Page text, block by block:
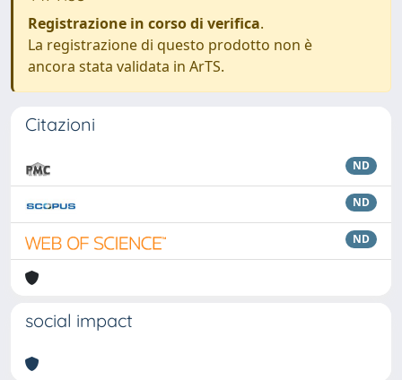
Registrazione in corso di verifica.
La registrazione di questo prodotto non è
ancora stata validata in ArTS.
Citazioni
ND
ND
ND
social impact